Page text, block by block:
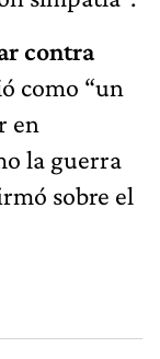
contra
como “un
en
la guerra
sobre el